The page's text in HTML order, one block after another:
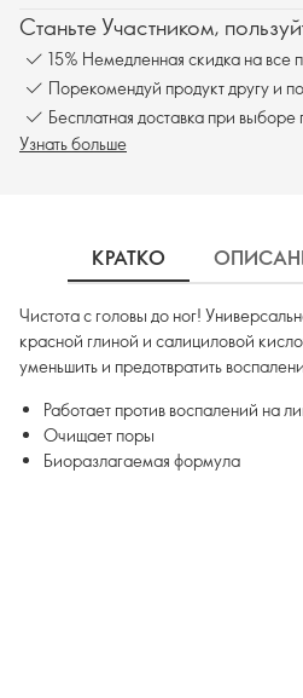
Станьте Участником,
15% Немедленная скидка на все
Порекомендуй продукт другу и
Бесплатная
Узнать больше
КРАТКО
Чистота с головы до ног!
красной глиной и салициловой
уменьшить и предотвратить
Работает против воспалений на
Очищает поры
Биоразлагаемая формула